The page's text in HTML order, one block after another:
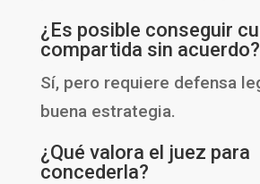
¿Es posible conseguir
compartida sin acuerdo?
Sí, pero requiere defensa
buena estrategia.
¿Qué valora el juez para
concederla?